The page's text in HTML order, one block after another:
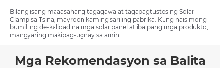
Bilang isang maaasahang tagagawa at tagapagtustos ng Solar
Clamp sa Tsina, mayroon kaming sariling pabrika. Kung nais mong
bumili ng de-kalidad na mga solar panel at iba pang mga produkto,
mangyaring makipag-ugnay sa amin.
Mga Rekomendasyon sa Balita